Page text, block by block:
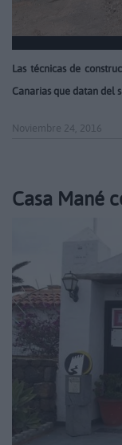
Las técnicas de
Canarias que datan del
Noviembre 24, 2016
Casa Mané